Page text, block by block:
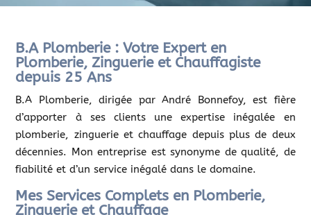
B.A Plomberie : Votre Expert en
Plomberie, Zinguerie et Chauffagiste
depuis 25 Ans
B.A Plomberie, dirigée par André Bonnefoy, est fière
d’apporter à ses clients une expertise inégalée en
plomberie, zinguerie et chauffage depuis plus de deux
décennies. Mon entreprise est synonyme de qualité, de
fiabilité et d’un service inégalé dans le domaine.
Mes Services Complets en Plomberie,
Zinguerie et Chauffage